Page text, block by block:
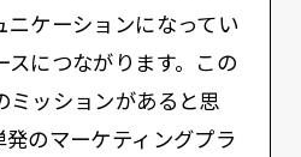
ニケーションになってい
スにつながります。この
ミッションがあると思
発のマーケティングプラ